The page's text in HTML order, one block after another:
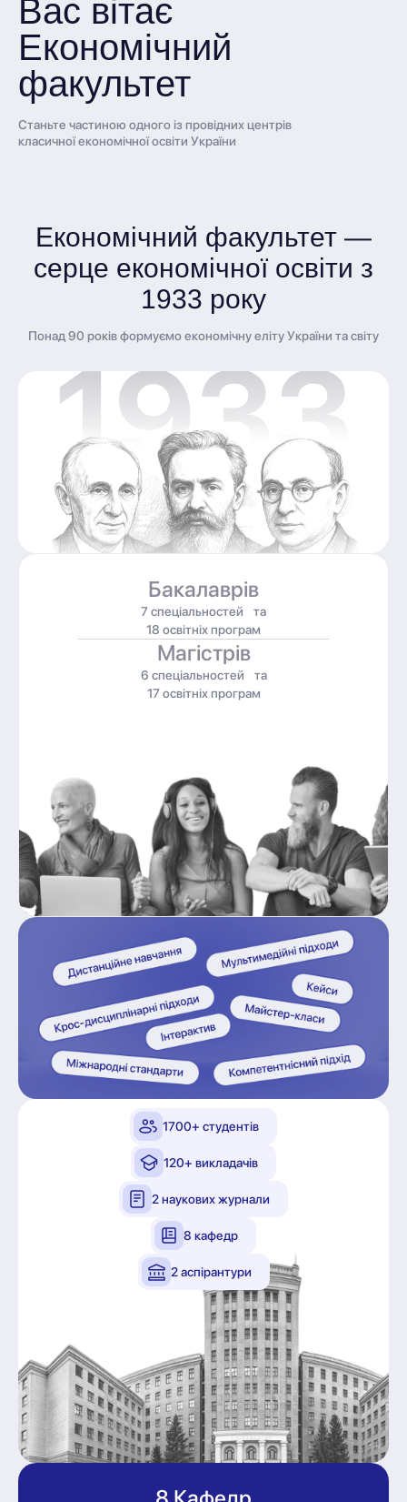
Вас вітає
Економічний
факультет
Станьте частиною одного із провідних центрів
класичної економічної освіти України
Економічний факультет —
серце економічної освіти з
1933 року
Понад 90 років формуємо економічну еліту України та світу
Бакалаврів
7 спеціальностей та
18 освітніх програм
Магістрів
6 спеціальностей та
17 освітніх програм
1700+ студентів
120+ викладачів
2 наукових журнали
8 кафедр
2 аспірантури